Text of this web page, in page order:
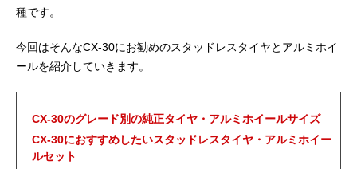
種です。
今回はそんなCX-30にお勧めのスタッドレスタイヤとアルミホイ
ールを紹介していきます。
CX-30のグレード別の純正タイヤ・アルミホイールサイズ
CX-30におすすめしたいスタッドレスタイヤ・アルミホイー
ルセット